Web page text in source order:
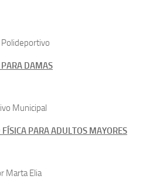
DAMAS
Municipal
PARA ADULTOS MAYORES
Marta Elia